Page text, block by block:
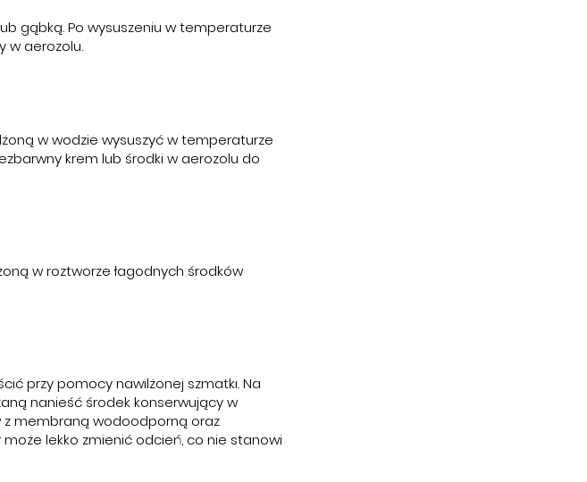
gąbką. Po wysuszeniu w temperaturze
w aerozolu.
w wodzie wysuszyć w temperaturze
krem lub środki w aerozolu do
w roztworze łagodnych środków
przy pomocy nawilżonej szmatkı. Na
nanieść środek konserwujący w
z membraną wodoodporną oraz
lekko zmienić odcień, co nie stanowi